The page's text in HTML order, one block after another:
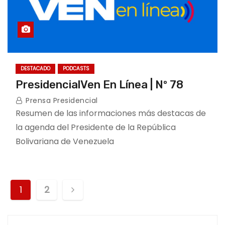
DESTACADO PODCASTS
PresidencialVen En Línea | Nº 78
Prensa Presidencial
Resumen de las informaciones más destacas de
la agenda del Presidente de la República
Bolivariana de Venezuela
1 2